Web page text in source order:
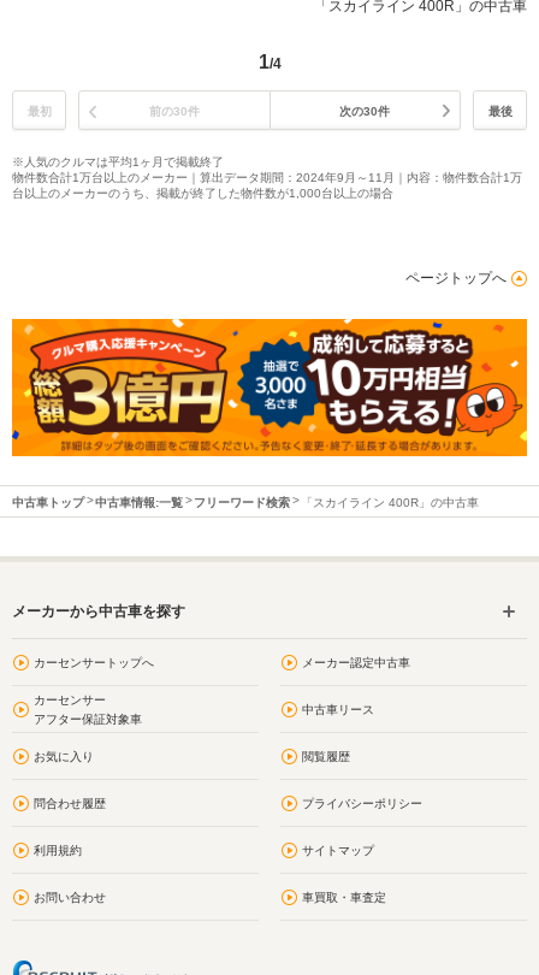
「スカイライン 400R」の中古車
1/4
最初 前の30件 次の30件 最後
※人気のクルマは平均1ヶ月で掲載終了
物件数合計1万台以上のメーカー｜算出データ期間：2024年9月～11月｜内容：物件数合計1万
台以上のメーカーのうち、掲載が終了した物件数が1,000台以上の場合
ページトップへ
中古車トップ 中古車情報:一覧 フリーワード検索 「スカイライン 400R」の中古車
メーカーから中古車を探す
カーセンサートップへ メーカー認定中古車
カーセンサー
アフター保証対象車
中古車リース
お気に入り 閲覧履歴
問合わせ履歴 プライバシーポリシー
利用規約 サイトマップ
お問い合わせ 車買取・車査定